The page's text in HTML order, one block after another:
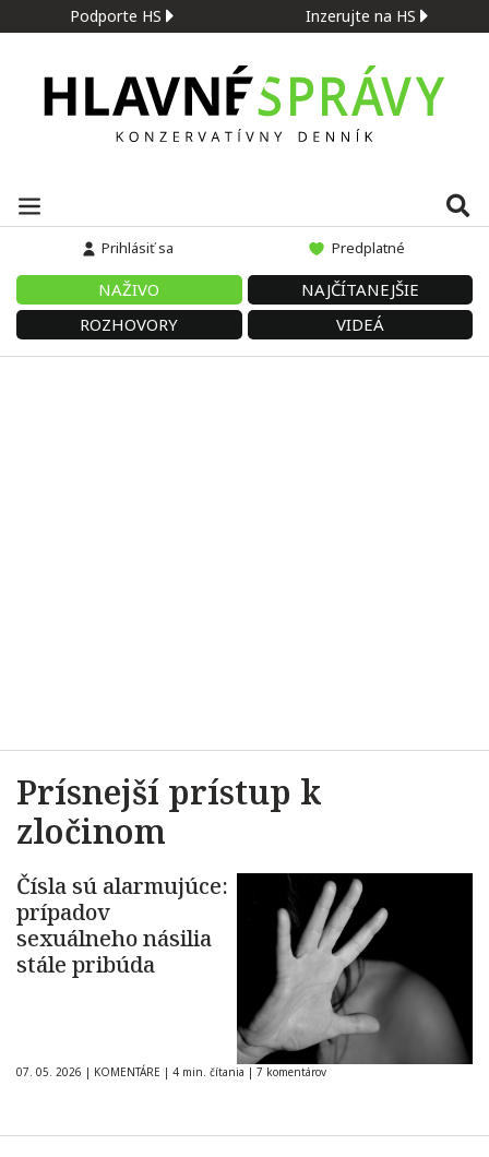
Podporte HS Inzerujte na HS
Prihlásiť sa Predplatné
NAŽIVO
NAJČÍTANEJŠIE
ROZHOVORY
VIDEÁ
Prísnejší prístup k
zločinom
Čísla sú alarmujúce:
prípadov
sexuálneho násilia
stále pribúda
07. 05. 2026 | KOMENTÁRE | 4 min. čítania | 7 komentárov